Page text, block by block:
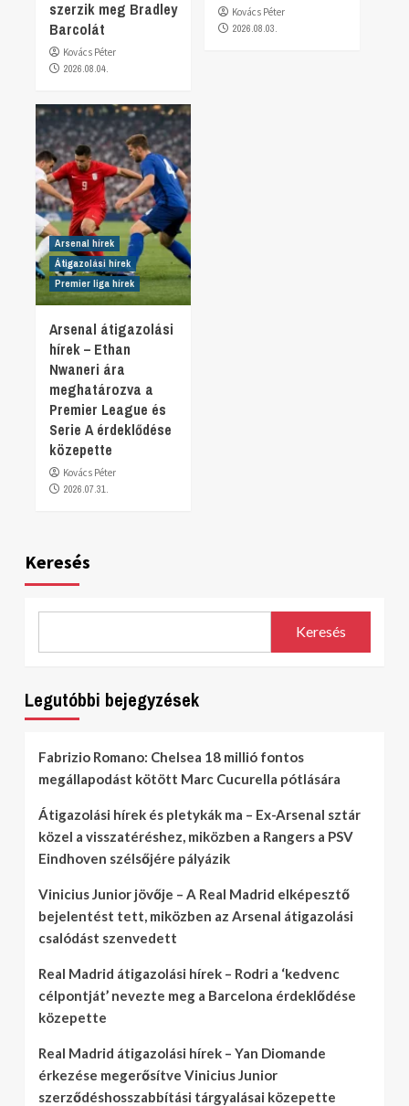
szerzik meg Bradley
Barcolát
Kovács Péter
2026.08.04.
Kovács Péter
2026.08.03.
Arsenal hírek
Átigazolási hírek
Premier liga hírek
Arsenal átigazolási
hírek – Ethan
Nwaneri ára
meghatározva a
Premier League és
Serie A érdeklődése
közepette
Kovács Péter
2026.07.31.
Keresés
Keresés
Legutóbbi bejegyzések
Fabrizio Romano: Chelsea 18 millió fontos
megállapodást kötött Marc Cucurella pótlására
Átigazolási hírek és pletykák ma – Ex-Arsenal sztár
közel a visszatéréshez, miközben a Rangers a PSV
Eindhoven szélsőjére pályázik
Vinicius Junior jövője – A Real Madrid elképesztő
bejelentést tett, miközben az Arsenal átigazolási
csalódást szenvedett
Real Madrid átigazolási hírek – Rodri a ‘kedvenc
célpontját’ nevezte meg a Barcelona érdeklődése
közepette
Real Madrid átigazolási hírek – Yan Diomande
érkezése megerősítve Vinicius Junior
szerződéshosszabbítási tárgyalásai közepette